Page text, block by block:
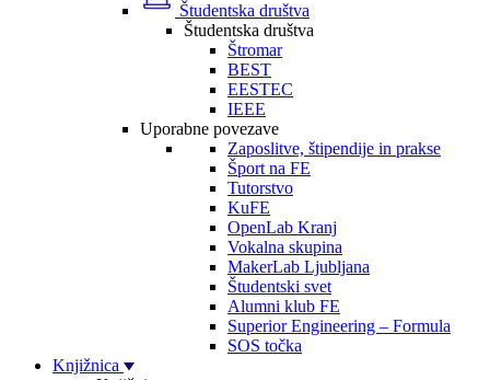
Študentska društva
Študentska društva
Štromar
BEST
EESTEC
IEEE
Uporabne povezave
Zaposlitve, štipendije in prakse
Šport na FE
Tutorstvo
KuFE
OpenLab Kranj
Vokalna skupina
MakerLab Ljubljana
Študentski svet
Alumni klub FE
Superior Engineering – Formula
SOS točka
Knjižnica